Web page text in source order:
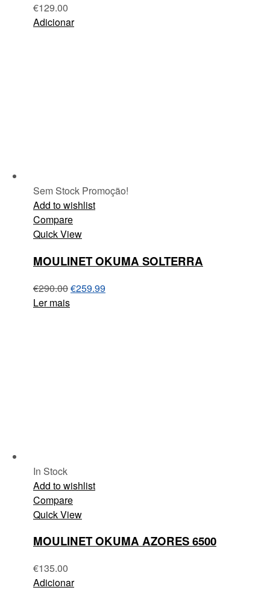
€129.00
Adicionar
Sem Stock Promoção!
Add to wishlist
Compare
Quick View
MOULINET OKUMA SOLTERRA
€290.00€259.99
Ler mais
In Stock
Add to wishlist
Compare
Quick View
MOULINET OKUMA AZORES 6500
€135.00
Adicionar